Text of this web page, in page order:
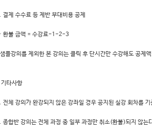
결제 수수료 등 제반 부대비용 공제
환불 금액 = 수강료-1-2-3
플강의를 제외한 본 강의는 클릭 후 단시간만 수강해도 공제
기타사항
전체 강의가 완강되지 않은 강좌일 경우 공지된 실강 회차를
종합반 강의는 전체 과정 중 일부 과정만 취소(환불)되지 않는